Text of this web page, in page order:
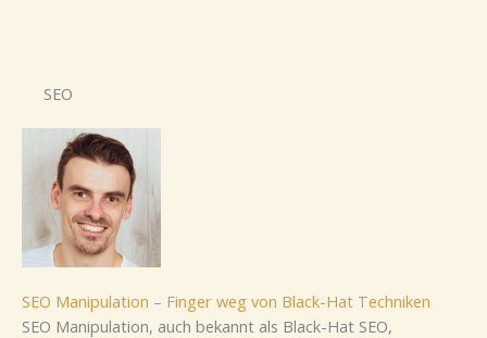
SEO
SEO Manipulation – Finger weg von Black-Hat Techniken
SEO Manipulation, auch bekannt als Black-Hat SEO,